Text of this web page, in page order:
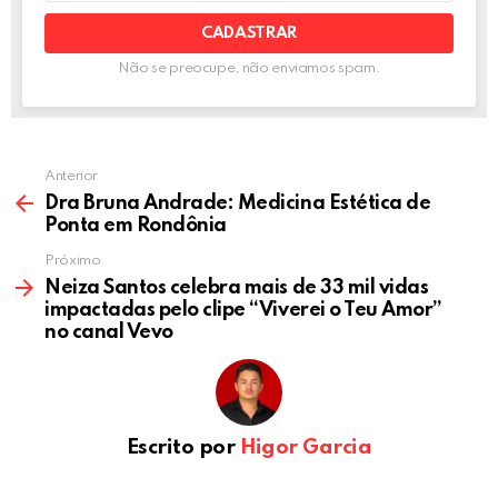
mail:
Não se preocupe, não enviamos spam.
Anterior
Dra Bruna Andrade: Medicina Estética de
Ponta em Rondônia
Próximo
Neiza Santos celebra mais de 33 mil vidas
impactadas pelo clipe “Viverei o Teu Amor”
no canal Vevo
Escrito por Higor Garcia